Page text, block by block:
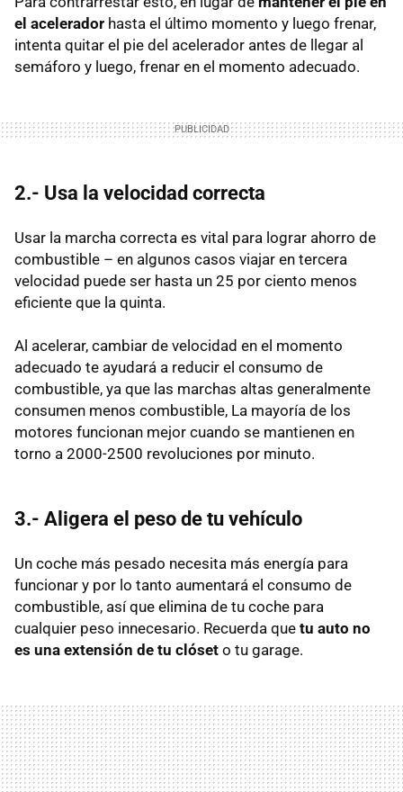
el acelerador hasta el último momento y luego frenar,
intenta quitar el pie del acelerador antes de llegar al
semáforo y luego, frenar en el momento adecuado.
2.- Usa la velocidad correcta
Usar la marcha correcta es vital para lograr ahorro de
combustible – en algunos casos viajar en tercera
velocidad puede ser hasta un 25 por ciento menos
eficiente que la quinta.
Al acelerar, cambiar de velocidad en el momento
adecuado te ayudará a reducir el consumo de
combustible, ya que las marchas altas generalmente
consumen menos combustible, La mayoría de los
motores funcionan mejor cuando se mantienen en
torno a 2000-2500 revoluciones por minuto.
3.- Aligera el peso de tu vehículo
Un coche más pesado necesita más energía para
funcionar y por lo tanto aumentará el consumo de
combustible, así que elimina de tu coche para
cualquier peso innecesario. Recuerda que tu auto no
es una extensión de tu clóset o tu garage.